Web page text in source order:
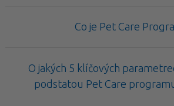
Co je Pet Care
O jakých 5 klíčových
podstatou Pet Care